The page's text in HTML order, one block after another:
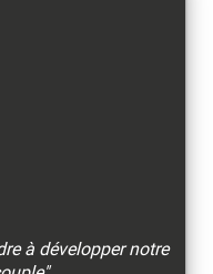
à développer notre